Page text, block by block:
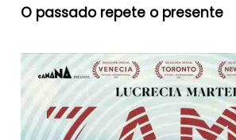
O passado repete o presente